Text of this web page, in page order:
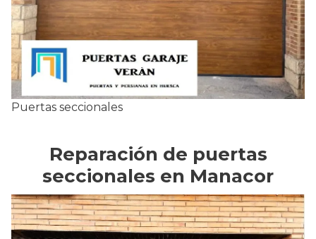
Puertas seccionales
Reparación de puertas
seccionales en Manacor